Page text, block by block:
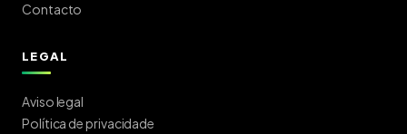
Contacto
LEGAL
Aviso legal
Política de privacidade